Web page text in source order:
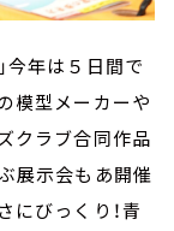
今年は５日間で
模型メーカーや
クラブ合同作品
展示会もあ開催
にびっくり！青